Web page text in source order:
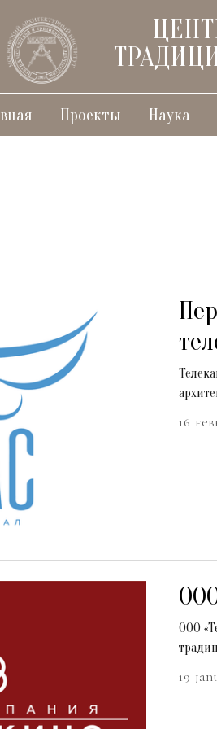
Проекты Наука
16
ООО
19